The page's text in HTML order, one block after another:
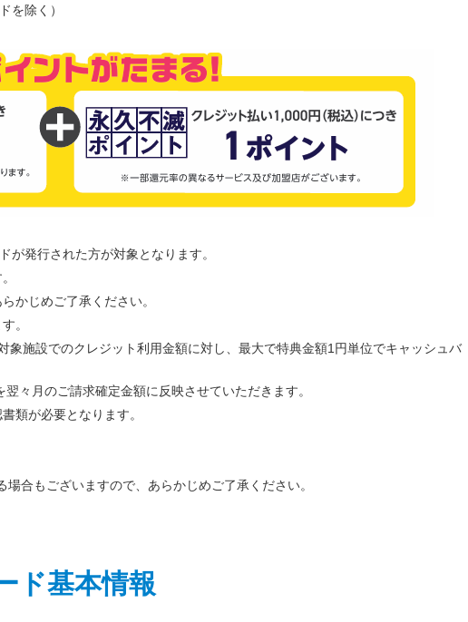
を除く）
発行された方が対象となります。
かじめご了承ください。
。
施設でのクレジット利用金額に対し、最大で特典金額1円単位でキャッシュバ
々月のご請求確定金額に反映させていただきます。
類が必要となります。
合もございますので、あらかじめご了承ください。
ド基本情報